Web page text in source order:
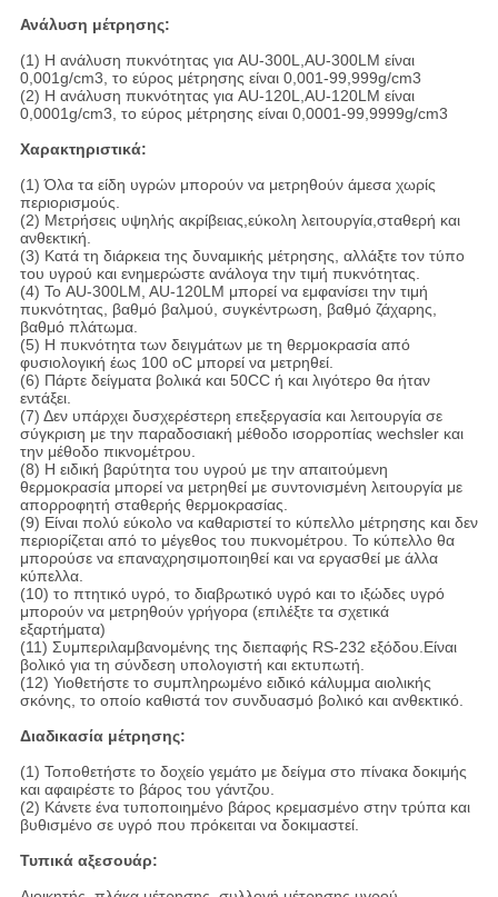
Ανάλυση μέτρησης:
(1) Η ανάλυση πυκνότητας για AU-300L,AU-300LM είναι
0,001g/cm3, το εύρος μέτρησης είναι 0,001-99,999g/cm3
(2) Η ανάλυση πυκνότητας για AU-120L,AU-120LM είναι
0,0001g/cm3, το εύρος μέτρησης είναι 0,0001-99,9999g/cm3
Χαρακτηριστικά:
(1) Όλα τα είδη υγρών μπορούν να μετρηθούν άμεσα χωρίς
περιορισμούς.
(2) Μετρήσεις υψηλής ακρίβειας,εύκολη λειτουργία,σταθερή και
ανθεκτική.
(3) Κατά τη διάρκεια της δυναμικής μέτρησης, αλλάξτε τον τύπο
του υγρού και ενημερώστε ανάλογα την τιμή πυκνότητας.
(4) Το AU-300LM, AU-120LM μπορεί να εμφανίσει την τιμή
πυκνότητας, βαθμό βαλμού, συγκέντρωση, βαθμό ζάχαρης,
βαθμό πλάτωμα.
(5) Η πυκνότητα των δειγμάτων με τη θερμοκρασία από
φυσιολογική έως 100 oC μπορεί να μετρηθεί.
(6) Πάρτε δείγματα βολικά και 50CC ή και λιγότερο θα ήταν
εντάξει.
(7) Δεν υπάρχει δυσχερέστερη επεξεργασία και λειτουργία σε
σύγκριση με την παραδοσιακή μέθοδο ισορροπίας wechsler και
την μέθοδο πικνομέτρου.
(8) Η ειδική βαρύτητα του υγρού με την απαιτούμενη
θερμοκρασία μπορεί να μετρηθεί με συντονισμένη λειτουργία με
απορροφητή σταθερής θερμοκρασίας.
(9) Είναι πολύ εύκολο να καθαριστεί το κύπελλο μέτρησης και δεν
περιορίζεται από το μέγεθος του πυκνομέτρου. Το κύπελλο θα
μπορούσε να επαναχρησιμοποιηθεί και να εργασθεί με άλλα
κύπελλα.
(10) το πτητικό υγρό, το διαβρωτικό υγρό και το ιξώδες υγρό
μπορούν να μετρηθούν γρήγορα (επιλέξτε τα σχετικά
εξαρτήματα)
(11) Συμπεριλαμβανομένης της διεπαφής RS-232 εξόδου.Είναι
βολικό για τη σύνδεση υπολογιστή και εκτυπωτή.
(12) Υιοθετήστε το συμπληρωμένο ειδικό κάλυμμα αιολικής
σκόνης, το οποίο καθιστά τον συνδυασμό βολικό και ανθεκτικό.
Διαδικασία μέτρησης:
(1) Τοποθετήστε το δοχείο γεμάτο με δείγμα στο πίνακα δοκιμής
και αφαιρέστε το βάρος του γάντζου.
(2) Κάνετε ένα τυποποιημένο βάρος κρεμασμένο στην τρύπα και
βυθισμένο σε υγρό που πρόκειται να δοκιμαστεί.
Τυπικά αξεσουάρ: